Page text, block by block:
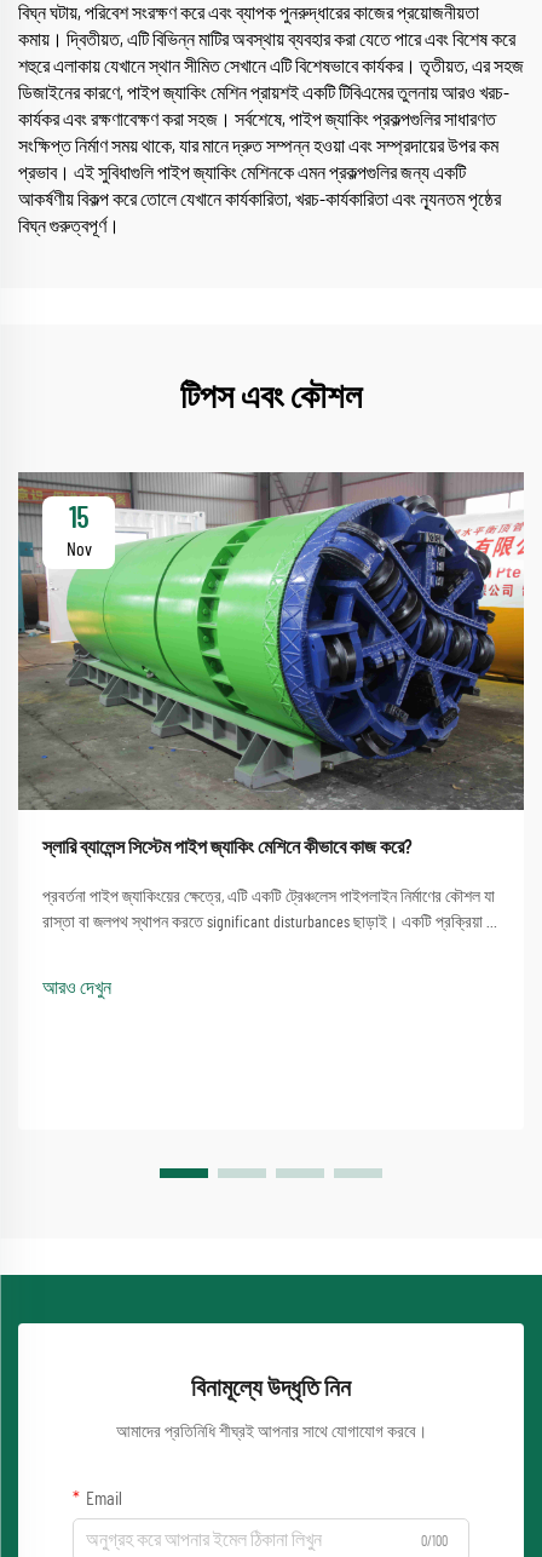
বিঘ্ন ঘটায়, পরিবেশ সংরক্ষণ করে এবং ব্যাপক পুনরুদ্ধারের কাজের প্রয়োজনীয়তা
কমায়। দ্বিতীয়ত, এটি বিভিন্ন মাটির অবস্থায় ব্যবহার করা যেতে পারে এবং বিশেষ করে
শহুরে এলাকায় যেখানে স্থান সীমিত সেখানে এটি বিশেষভাবে কার্যকর। তৃতীয়ত, এর সহজ
ডিজাইনের কারণে, পাইপ জ্যাকিং মেশিন প্রায়শই একটি টিবিএমের তুলনায় আরও খরচ-
কার্যকর এবং রক্ষণাবেক্ষণ করা সহজ। সর্বশেষে, পাইপ জ্যাকিং প্রকল্পগুলির সাধারণত
সংক্ষিপ্ত নির্মাণ সময় থাকে, যার মানে দ্রুত সম্পন্ন হওয়া এবং সম্প্রদায়ের উপর কম
প্রভাব। এই সুবিধাগুলি পাইপ জ্যাকিং মেশিনকে এমন প্রকল্পগুলির জন্য একটি
আকর্ষণীয় বিকল্প করে তোলে যেখানে কার্যকারিতা, খরচ-কার্যকারিতা এবং ন্যূনতম পৃষ্ঠের
বিঘ্ন গুরুত্বপূর্ণ।
টিপস এবং কৌশল
15
Nov
স্লারি ব্যালেন্স সিস্টেম পাইপ জ্যাকিং মেশিনে কীভাবে কাজ করে?
প্রবর্তনা পাইপ জ্যাকিংয়ের ক্ষেত্রে, এটি একটি ট্রেঞ্চলেস পাইপলাইন নির্মাণের কৌশল যা
রাস্তা বা জলপথ স্থাপন করতে significant disturbances ছাড়াই। একটি প্রক্রিয়া যা
আরও দেখুন
বিনামূল্যে উদ্ধৃতি নিন
আমাদের প্রতিনিধি শীঘ্রই আপনার সাথে যোগাযোগ করবে।
Email
0/100